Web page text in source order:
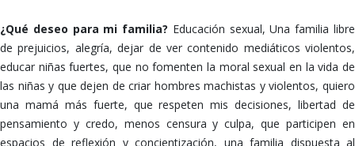
¿Qué deseo para mi familia? Educación sexual, Una familia libre
de prejuicios, alegría, dejar de ver contenido mediáticos violentos,
educar niñas fuertes, que no fomenten la moral sexual en la vida de
las niñas y que dejen de criar hombres machistas y violentos, quiero
una mamá más fuerte, que respeten mis decisiones, libertad de
pensamiento y credo, menos censura y culpa, que participen en
espacios de reflexión y concientización, una familia dispuesta al